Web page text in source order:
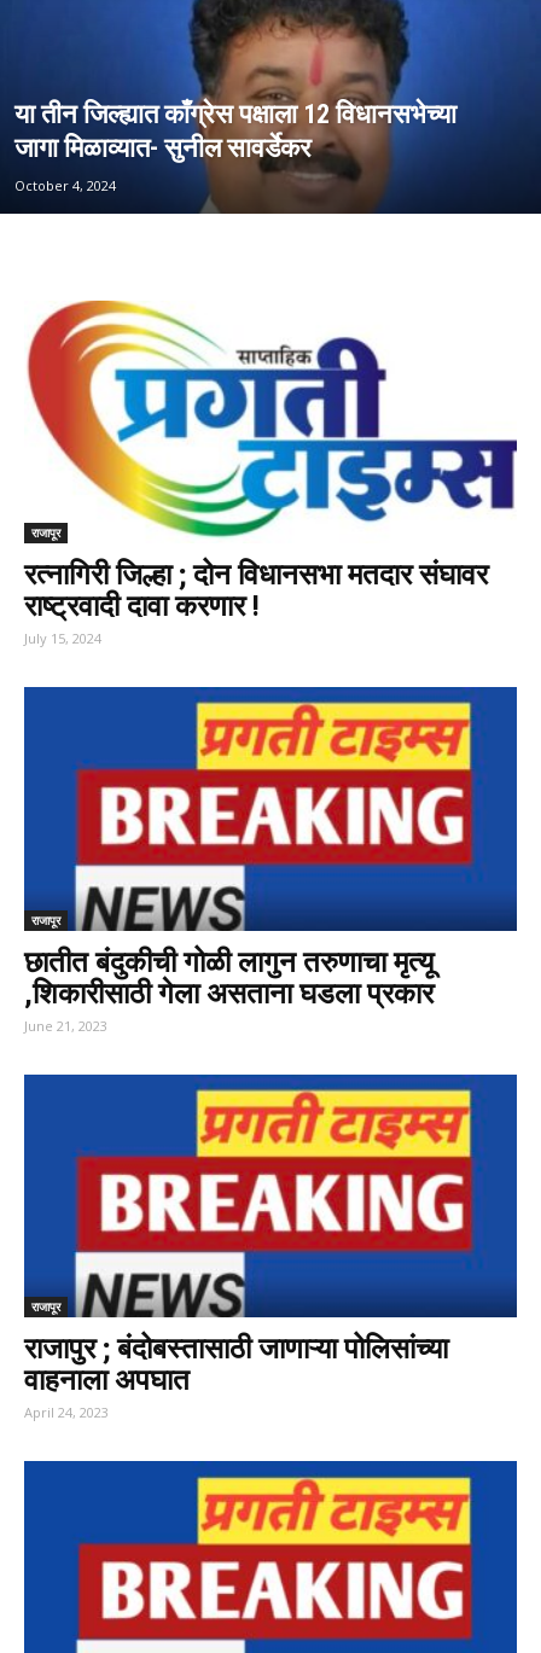
या तीन जिल्ह्यात काँग्रेस पक्षाला 12 विधानसभेच्या
जागा मिळाव्यात- सुनील सावर्डेकर
October 4, 2024
राजापूर
रत्नागिरी जिल्हा ; दोन विधानसभा मतदार संघावर
राष्ट्रवादी दावा करणार !
July 15, 2024
राजापूर
छातीत बंदुकीची गोळी लागुन तरुणाचा मृत्यू
,शिकारीसाठी गेला असताना घडला प्रकार
June 21, 2023
राजापूर
राजापुर ; बंदोबस्तासाठी जाणाऱ्या पोलिसांच्या
वाहनाला अपघात
April 24, 2023